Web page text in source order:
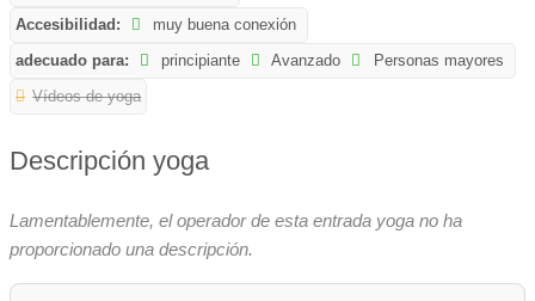
Accesibilidad:
muy buena conexión
adecuado para:
principiante Avanzado
Personas mayores
Vídeos de yoga
Descripción yoga
Lamentablemente, el operador de esta entrada yoga no ha
proporcionado una descripción.